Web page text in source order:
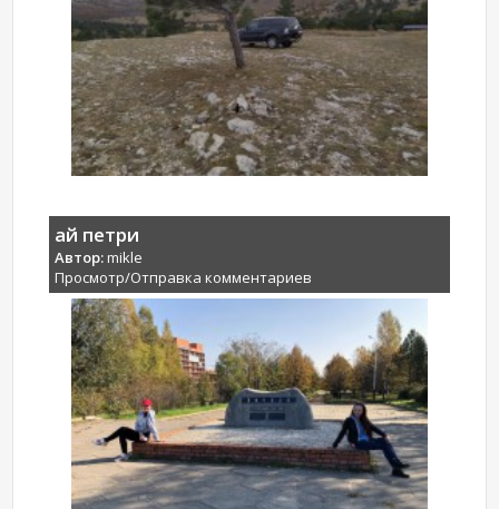
ай петри
Автор:mikle
Просмотр/Отправка комментариев